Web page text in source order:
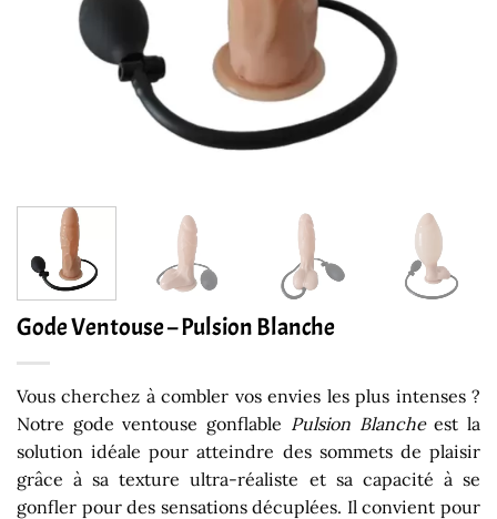
Gode Ventouse – Pulsion Blanche
Vous cherchez à combler vos envies les plus intenses ?
Notre gode ventouse gonflable Pulsion Blancheest la
solution idéale pour atteindre des sommets de plaisir
grâce à sa texture ultra-réaliste et sa capacité à se
gonfler pour des sensations décuplées. Il convient pour